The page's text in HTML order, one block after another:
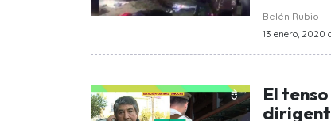
Belén Rubio
13 enero, 2020
El